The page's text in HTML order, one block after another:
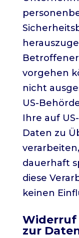
vorgehen
nicht
US-
Ihre auf
Daten zu
dauerhaft
diese
keinen
Widerruf
zur